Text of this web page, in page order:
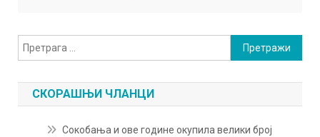
Претрага
за:
СКОРАШЊИ ЧЛАНЦИ
Сокобања и ове године окупила велики број